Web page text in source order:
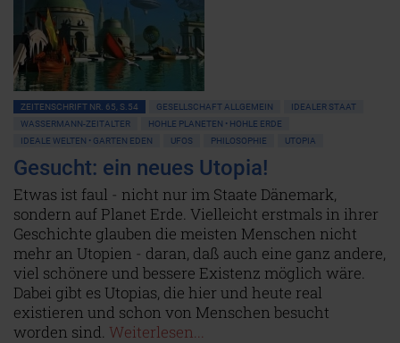
ZEITENSCHRIFT NR. 65, S.54 GESELLSCHAFT ALLGEMEIN
IDEALER STAAT
WASSERMANN-ZEITALTER
HOHLE PLANETEN • HOHLE ERDE
IDEALE WELTEN • GARTEN EDEN
UFOS PHILOSOPHIE UTOPIA
Gesucht: ein neues Utopia!
Etwas ist faul - nicht nur im Staate Dänemark,
sondern auf Planet Erde. Vielleicht erstmals in ihrer
Geschichte glauben die meisten Menschen nicht
mehr an Utopien - daran, daß auch eine ganz andere,
viel schönere und bessere Existenz möglich wäre.
Dabei gibt es Utopias, die hier und heute real
existieren und schon von Menschen besucht
worden sind. Weiterlesen...